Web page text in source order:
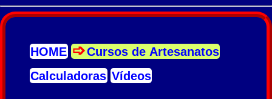
HOME
Cursos de Artesanatos
Calculadoras Vídeos